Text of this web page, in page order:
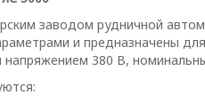
заводом рудничной
и предназначены
380 В,